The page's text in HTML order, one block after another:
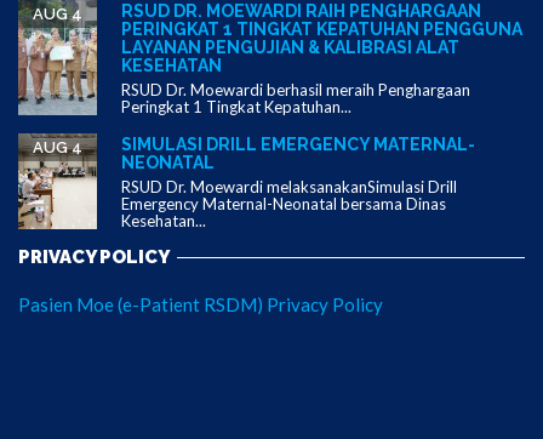
RSUD DR. MOEWARDI RAIH PENGHARGAAN
PERINGKAT 1 TINGKAT KEPATUHAN PENGGUNA
LAYANAN PENGUJIAN & KALIBRASI ALAT
KESEHATAN
AUG 4
RSUD Dr. Moewardi berhasil meraih Penghargaan
Peringkat 1 Tingkat Kepatuhan...
SIMULASI DRILL EMERGENCY MATERNAL-
NEONATAL
AUG 4
RSUD Dr. Moewardi melaksanakanSimulasi Drill
Emergency Maternal-Neonatal bersama Dinas
Kesehatan...
PRIVACY POLICY
Pasien Moe (e-Patient RSDM) Privacy Policy